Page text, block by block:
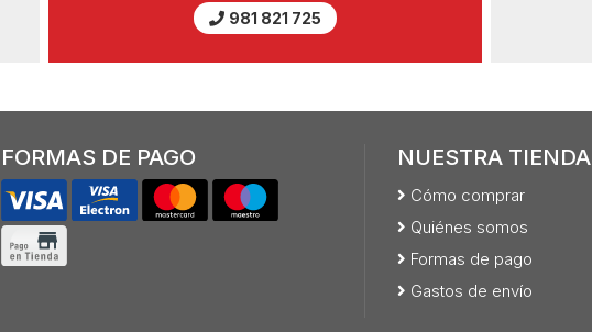
981 821 725
FORMAS DE PAGO NUESTRA TIENDA
Cómo comprar
Quiénes somos
Formas de pago
Gastos de envío